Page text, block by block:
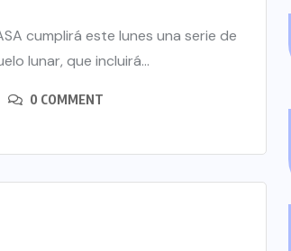
cumplirá este lunes una serie de
lunar, que incluirá...
0 COMMENT